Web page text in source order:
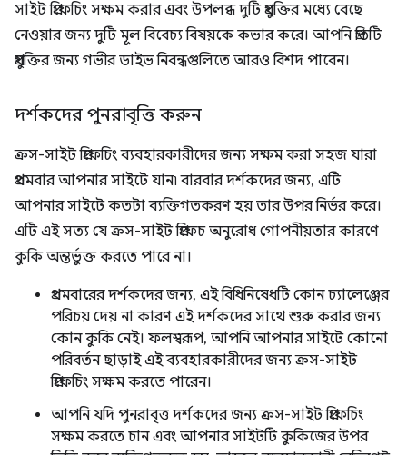
সাইট প্রিফেচিং সক্ষম করার এবং উপলব্ধ দুটি প্রযুক্তির মধ্যে বেছে
নেওয়ার জন্য দুটি মূল বিবেচ্য বিষয়কে কভার করে। আপনি প্রতিটি
প্রযুক্তির জন্য গভীর ডাইভ নিবন্ধগুলিতে আরও বিশদ পাবেন।
দর্শকদের পুনরাবৃত্তি করুন
ক্রস-সাইট প্রিফেচিং ব্যবহারকারীদের জন্য সক্ষম করা সহজ যারা
প্রথমবার আপনার সাইটে যান৷ বারবার দর্শকদের জন্য, এটি
আপনার সাইটে কতটা ব্যক্তিগতকরণ হয় তার উপর নির্ভর করে।
এটি এই সত্য যে ক্রস-সাইট প্রিফেচ অনুরোধ গোপনীয়তার কারণে
কুকি অন্তর্ভুক্ত করতে পারে না।
প্রথমবারের দর্শকদের জন্য, এই বিধিনিষেধটি কোন চ্যালেঞ্জের
পরিচয় দেয় না কারণ এই দর্শকদের সাথে শুরু করার জন্য
কোন কুকি নেই। ফলস্বরূপ, আপনি আপনার সাইটে কোনো
পরিবর্তন ছাড়াই এই ব্যবহারকারীদের জন্য ক্রস-সাইট
প্রিফেচিং সক্ষম করতে পারেন।
আপনি যদি পুনরাবৃত্ত দর্শকদের জন্য ক্রস-সাইট প্রিফেচিং
সক্ষম করতে চান এবং আপনার সাইটটি কুকিজের উপর